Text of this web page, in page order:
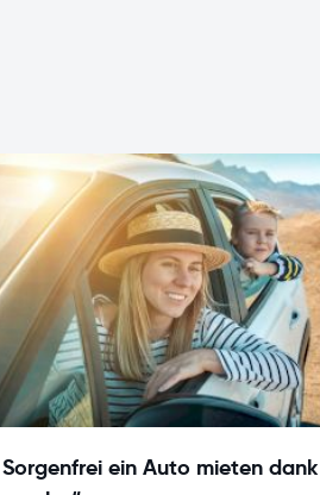
Sorgenfrei ein Auto mieten